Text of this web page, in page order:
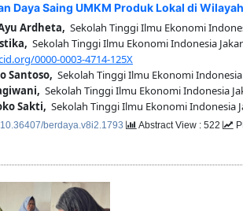
Daya Saing UMKM Produk Lokal di
Ardheta, Sekolah Tinggi Ilmu Ekonomi
Sekolah Tinggi Ilmu Ekonomi Indonesia
0000-0003-4714-125X
Santoso, Sekolah Tinggi Ilmu Ekonomi
Sekolah Tinggi Ilmu Ekonomi Indonesia
Sakti, Sekolah Tinggi Ilmu Ekonomi Indonesia
10.36407/berdaya.v8i2.1793 Abstract View : 522